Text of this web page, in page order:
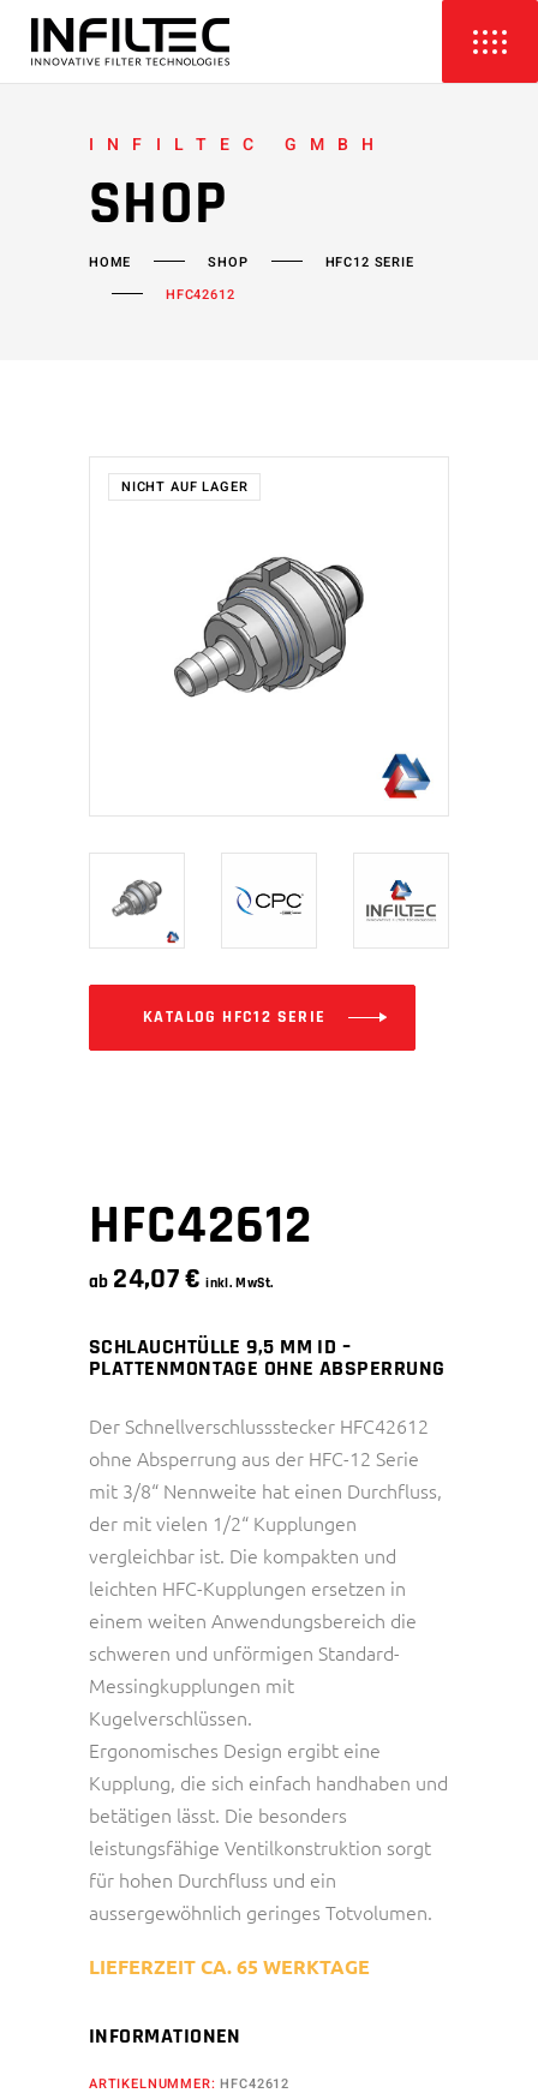
INFILTEC GMBH
SHOP
HOME SHOP
HFC12 SERIE
HFC42612
NICHT AUF LAGER
KATALOG HFC12 SERIE
HFC42612
ab 24,07€ inkl. MwSt.
SCHLAUCHTÜLLE 9,5 MM ID –
PLATTENMONTAGE OHNE ABSPERRUNG
Der Schnellverschlussstecker HFC42612
ohne Absperrung aus der HFC-12 Serie
mit 3/8“ Nennweite hat einen Durchfluss,
der mit vielen 1/2“ Kupplungen
vergleichbar ist. Die kompakten und
leichten HFC-Kupplungen ersetzen in
einem weiten Anwendungsbereich die
schweren und unförmigen Standard-
Messingkupplungen mit
Kugelverschlüssen.
Ergonomisches Design ergibt eine
Kupplung, die sich einfach handhaben und
betätigen lässt. Die besonders
leistungsfähige Ventilkonstruktion sorgt
für hohen Durchfluss und ein
aussergewöhnlich geringes Totvolumen.
LIEFERZEIT CA. 65 WERKTAGE
INFORMATIONEN
ARTIKELNUMMER:HFC42612